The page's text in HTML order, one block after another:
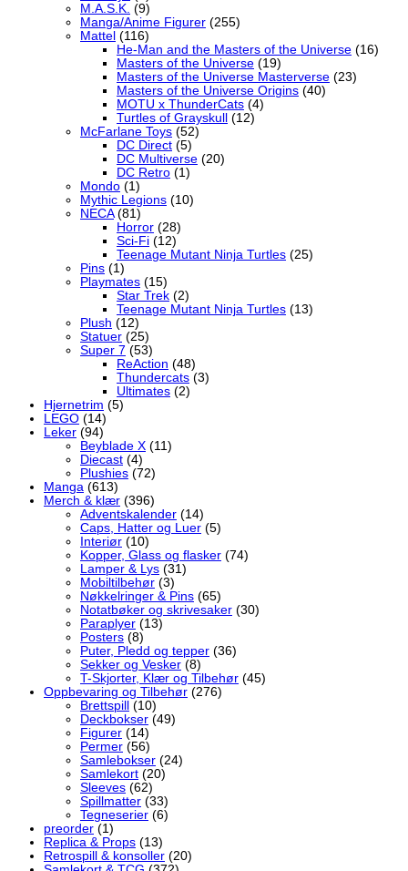
M.A.S.K. (9)
Manga/Anime Figurer (255)
Mattel (116)
He-Man and the Masters of the Universe (16)
Masters of the Universe (19)
Masters of the Universe Masterverse (23)
Masters of the Universe Origins (40)
MOTU x ThunderCats (4)
Turtles of Grayskull (12)
McFarlane Toys (52)
DC Direct (5)
DC Multiverse (20)
DC Retro (1)
Mondo (1)
Mythic Legions (10)
NECA (81)
Horror (28)
Sci-Fi (12)
Teenage Mutant Ninja Turtles (25)
Pins (1)
Playmates (15)
Star Trek (2)
Teenage Mutant Ninja Turtles (13)
Plush (12)
Statuer (25)
Super 7 (53)
ReAction (48)
Thundercats (3)
Ultimates (2)
Hjernetrim (5)
LEGO (14)
Leker (94)
Beyblade X (11)
Diecast (4)
Plushies (72)
Manga (613)
Merch & klær (396)
Adventskalender (14)
Caps, Hatter og Luer (5)
Interiør (10)
Kopper, Glass og flasker (74)
Lamper & Lys (31)
Mobiltilbehør (3)
Nøkkelringer & Pins (65)
Notatbøker og skrivesaker (30)
Paraplyer (13)
Posters (8)
Puter, Pledd og tepper (36)
Sekker og Vesker (8)
T-Skjorter, Klær og Tilbehør (45)
Oppbevaring og Tilbehør (276)
Brettspill (10)
Deckbokser (49)
Figurer (14)
Permer (56)
Samlebokser (24)
Samlekort (20)
Sleeves (62)
Spillmatter (33)
Tegneserier (6)
preorder (1)
Replica & Props (13)
Retrospill & konsoller (20)